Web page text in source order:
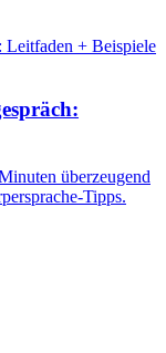
überzeugend
Tipps.